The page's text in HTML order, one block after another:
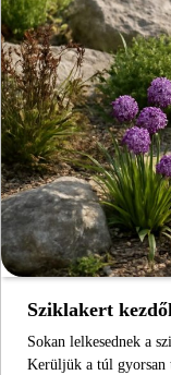
Sziklakert
Sokan lelkesednek a
Kerüljük a túl gyorsan